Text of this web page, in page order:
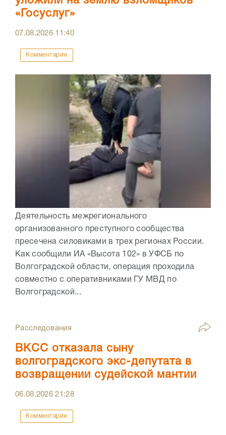
«Госуслуг»
07.08.2026 11:40
Комментарии
Деятельность межрегионального
организованного преступного сообщества
пресечена силовиками в трех регионах России.
Как сообщили ИА «Высота 102» в УФСБ по
Волгоградской области, операция проходила
совместно с оперативниками ГУ МВД по
Волгоградской...
Расследования
ВКСС отказала сыну
волгоградского экс-депутата в
возвращении судейской мантии
06.08.202621:28
Комментарии